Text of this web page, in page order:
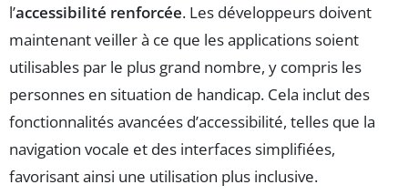
l’accessibilité renforcée. Les développeurs doivent
maintenant veiller à ce que les applications soient
utilisables par le plus grand nombre, y compris les
personnes en situation de handicap. Cela inclut des
fonctionnalités avancées d’accessibilité, telles que la
navigation vocale et des interfaces simplifiées,
favorisant ainsi une utilisation plus inclusive.